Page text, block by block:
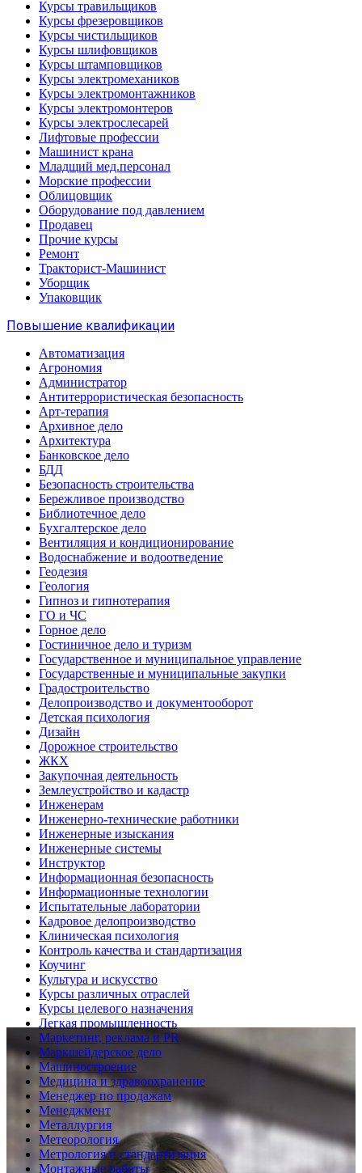
Курсы травильщиков
Курсы фрезеровщиков
Курсы чистильщиков
Курсы шлифовщиков
Курсы штамповщиков
Курсы электромехаников
Курсы электромонтажников
Курсы электромонтеров
Курсы электрослесарей
Лифтовые профессии
Машинист крана
Младщий мед.персонал
Морские профессии
Облицовщик
Оборудование под давлением
Продавец
Прочие курсы
Ремонт
Тракторист-Машинист
Уборщик
Упаковщик
Повышение квалификации
Автоматизация
Агрономия
Администратор
Антитеррористическая безопасность
Арт-терапия
Архивное дело
Архитектура
Банковское дело
БДД
Безопасность строительства
Бережливое производство
Библиотечное дело
Бухгалтерское дело
Вентиляция и кондиционирование
Водоснабжение и водоотведение
Геодезия
Геология
Гипноз и гипнотерапия
ГО и ЧС
Горное дело
Гостиничное дело и туризм
Государственное и муниципальное управление
Государственные и муниципальные закупки
Градостроительство
Делопроизводство и документооборот
Детская психология
Дизайн
Дорожное строительство
ЖКХ
Закупочная деятельность
Землеустройство и кадастр
Инженерам
Инженерно-технические работники
Инженерные изыскания
Инженерные системы
Инструктор
Информационная безопасность
Информационные технологии
Испытательные лаборатории
Кадровое делопроизводство
Клиническая психология
Контроль качества и стандартизация
Коучинг
Культура и искусство
Курсы различных отраслей
Курсы целевого назначения
Легкая промышленность
Маркетинг, реклама и PR
Маркшейдерское дело
Машиностроение
Медицина и здравоохранение
Менеджер по продажам
Менеджмент
Металлургия
Метеорология
Метрология и стандартизация
Монтажные работы